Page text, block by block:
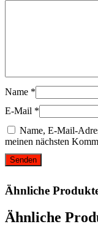
Name *
E-Mail *
Name, E-Mail-
meinen nächsten
Ähnliche
Ähnliche